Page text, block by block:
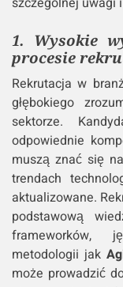
1. Wysokie
procesie
Rekrutacja w
głębokiego
sektorze.
odpowiednie
muszą znać się
trendach
aktualizowane.
podstawową
frameworków,
metodologii jak
może prowadzić